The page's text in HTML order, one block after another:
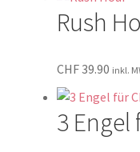
Rush
CHF39.90 inkl.
3 Engel